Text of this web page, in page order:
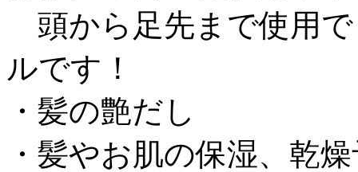
頭から足先まで使用
ルです！
・髪の艶だし
・髪やお肌の保湿、乾